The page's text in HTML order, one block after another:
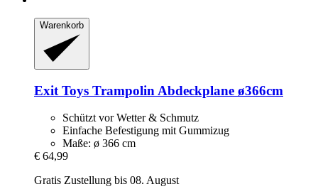
Warenkorb
Exit Toys Trampolin Abdeckplane ø366cm
Schützt vor Wetter & Schmutz
Einfache Befestigung mit Gummizug
Maße: ø 366 cm
€ 64,99
Gratis Zustellung bis 08. August